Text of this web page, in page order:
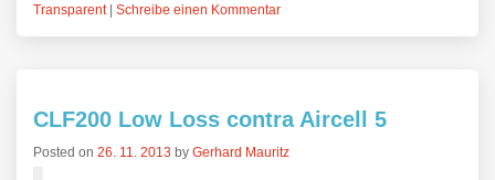
Transparent | Schreibe einen Kommentar
CLF200 Low Loss contra Aircell 5
Posted on 26. 11. 2013 by Gerhard Mauritz